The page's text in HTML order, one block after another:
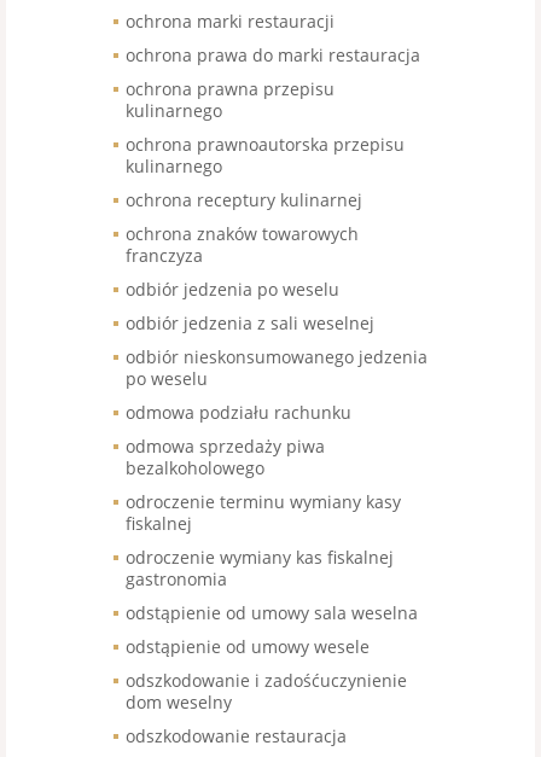
ochrona marki restauracji
ochrona prawa do marki restauracja
ochrona prawna przepisu
kulinarnego
ochrona prawnoautorska przepisu
kulinarnego
ochrona receptury kulinarnej
ochrona znaków towarowych
franczyza
odbiór jedzenia po weselu
odbiór jedzenia z sali weselnej
odbiór nieskonsumowanego jedzenia
po weselu
odmowa podziału rachunku
odmowa sprzedaży piwa
bezalkoholowego
odroczenie terminu wymiany kasy
fiskalnej
odroczenie wymiany kas fiskalnej
gastronomia
odstąpienie od umowy sala weselna
odstąpienie od umowy wesele
odszkodowanie i zadośćuczynienie
dom weselny
odszkodowanie restauracja